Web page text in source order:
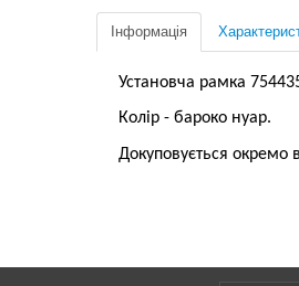
Інформація
Установча рамка
Колір - бароко нуар.
Докуповується окремо